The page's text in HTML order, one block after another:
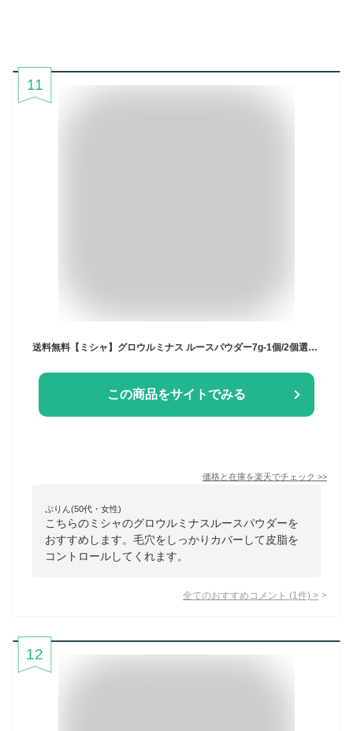
11
送料無料【ミシャ】グロウルミナス ルースパウダー7g-1個/2個選択 フィニッシュパウダー ツヤ肌 微細パール メイクキープ 毛穴カバー 皮脂コントロール サラサラ肌 軽いつけ心地 透明感 ナチュラルメイク ロングラスティング くすみカバー 韓国コスメ 韓国人気 MISSHA
この商品をサイトでみる
価格と在庫を楽天でチェック >>
ぷりん(50代・女性)
こちらのミシャのグロウルミナスルースパウダーを
おすすめします。毛穴をしっかりカバーして皮脂を
コントロールしてくれます。
全てのおすすめコメント (1 件) >
12